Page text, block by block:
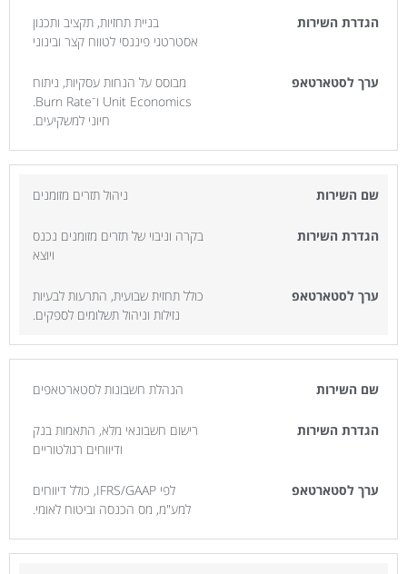
בניית תחזיות, תקציב ותכנון
אסטרטגי פיננסי לטווח קצר ובינוני
מבוסס על הנחות עסקיות, ניתוח
Unit Economics ו־Burn Rate.
חיוני למשקיעים.
ניהול תזרים מזומנים
בקרה וניבוי של תזרים מזומנים נכנס
ויוצא
כולל תחזית שבועית, התרעות לבעיות
נזילות וניהול תשלומים לספקים.
הנהלת חשבונות לסטארטאפים
רישום חשבונאי מלא, התאמות בנק
ודיווחים רגולטוריים
לפי IFRS/GAAP, כולל דיווחים
למע"מ, מס הכנסה וביטוח לאומי.